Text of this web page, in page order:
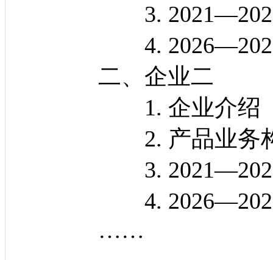
3. 2021—2025年
4. 2026—2028年
二、企业二
1. 企业介绍
2. 产品业务构
3. 2021—2025年
4. 2026—2028年
……